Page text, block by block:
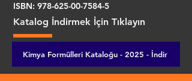
ISBN: 978-625-00-7584-5
Katalog İndirmek İçin Tıklayın
Kimya Formülleri Kataloğu - 2025 - İndir